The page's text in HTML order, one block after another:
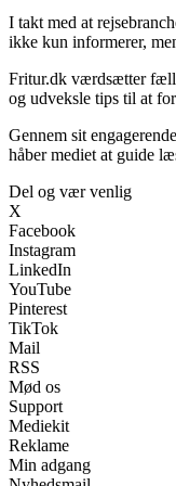
I takt med at
ikke kun informerer,
Fritur.dk værdsætter
og udveksle tips til at
Gennem sit
håber mediet at guide
Del og vær venlig
X
Facebook
Instagram
LinkedIn
YouTube
Pinterest
TikTok
Mail
RSS
Mød os
Support
Mediekit
Reklame
Min adgang